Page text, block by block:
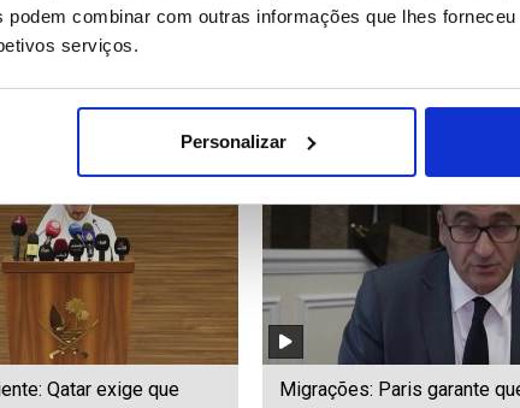
podem combinar com outras informações que lhes
serviços.
Personalizar
Qatar exige que
Migrações: Paris garante